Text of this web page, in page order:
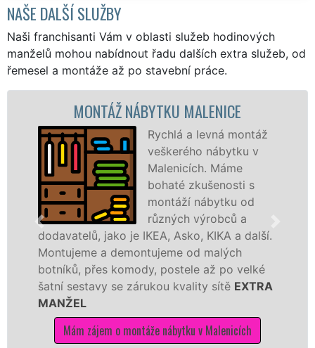
NAŠE DALŠÍ SLUŽBY
Naši franchisanti Vám v oblasti služeb hodinových
manželů mohou nabídnout řadu dalších extra služeb, od
řemesel a montáže až po stavební práce.
MONTÁŽ NÁBYTKU MALENICE
Rychlá a levná montáž
veškerého nábytku v
Malenicích. Máme
bohaté zkušenosti s
montáží nábytku od
různých výrobců a
jako je IKEA, Asko, KIKA a další.
a demontujeme od malých
přes komody, postele až po velké
sestavy se zárukou kvality sítěEXTRA
Mám zájem o montáže nábytku v Malenicích